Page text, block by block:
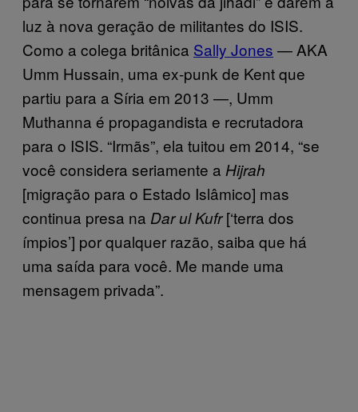
luz à nova geração de militantes do ISIS.
Como a colega britânica Sally Jones — AKA
Umm Hussain, uma ex-punk de Kent que
partiu para a Síria em 2013 —, Umm
Muthanna é propagandista e recrutadora
para o ISIS. “Irmãs”, ela tuitou em 2014, “se
você considera seriamente a Hijrah
[migração para o Estado Islâmico] mas
continua presa na Dar ul Kufr[‘terra dos
ímpios’] por qualquer razão, saiba que há
uma saída para você. Me mande uma
mensagem privada”.